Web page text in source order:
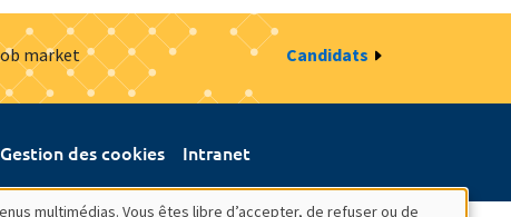
market Candidats
Gestion des cookies Intranet
multimédias. Vous êtes libre d’accepter, de refuser ou de